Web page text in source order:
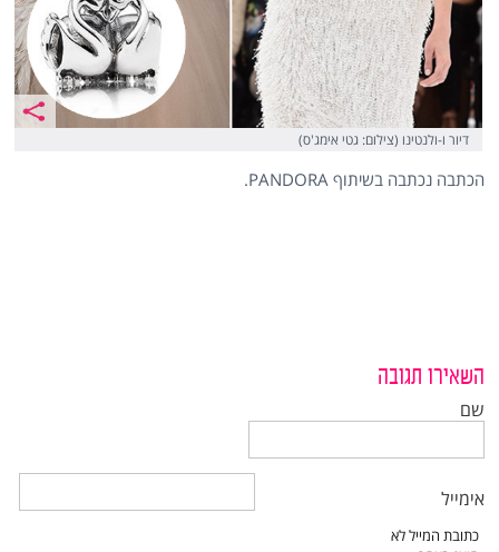
דיור ו-ולנטינו (צילום: גטי אימג'ס)
הכתבה נכתבה בשיתוף PANDORA.
השאירו תגובה
שם
אימייל